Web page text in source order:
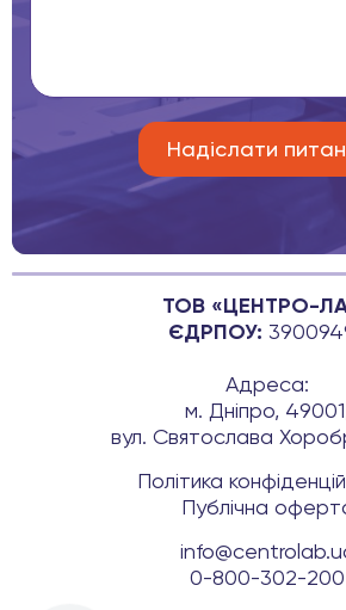
ТОВ «ЦЕНТРО-
ЄДРПОУ:
Адреса:
м. Дніпро,
вул. Святослава
Політика
Публічна
0-800-302-200